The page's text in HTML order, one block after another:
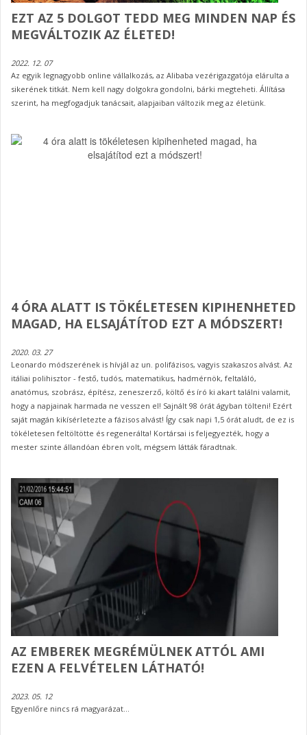
EZT AZ 5 DOLGOT TEDD MEG MINDEN NAP ÉS
MEGVÁLTOZIK AZ ÉLETED!
2022. 12. 07
Az egyik legnagyobb online vállalkozás, az Alibaba vezérigazgatója elárulta a
sikerének titkát. Nem kell nagy dolgokra gondolni, bárki megteheti. Állítása
szerint, ha megfogadjuk tanácsait, alapjaiban változik meg az életünk.
4 ÓRA ALATT IS TÖKÉLETESEN KIPIHENHETED
MAGAD, HA ELSAJÁTÍTOD EZT A MÓDSZERT!
2020. 03. 27
Leonardo módszerének is hívjál az un. polifázisos, vagyis szakaszos alvást. Az
itáliai polihisztor - festő, tudós, matematikus, hadmérnök, feltaláló,
anatómus, szobrász, építész, zeneszerző, költő és író ki akart találni valamit,
hogy a napjainak harmada ne vesszen el! Sajnált 98 órát ágyban tölteni! Ezért
saját magán kikísérletezte a fázisos alvást! Így csak napi 1,5 órát aludt, de ez is
tökéletesen feltöltötte és regenerálta! Kortársai is feljegyezték, hogy a
mester szinte állandóan ébren volt, mégsem látták fáradtnak.
AZ EMBEREK MEGRÉMÜLNEK ATTÓL AMI
EZEN A FELVÉTELEN LÁTHATÓ!
2023. 05. 12
Egyenlőre nincs rá magyarázat...